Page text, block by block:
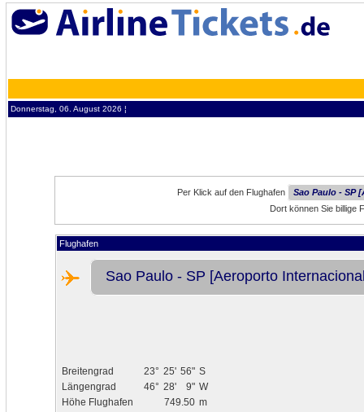
Donnerstag, 06. August 2026 ¦
Per Klick auf den Flughafen
Sao Paulo - SP
Dort können Sie billige
Flughafen
Sao Paulo - SP [Aeroporto
Breitengrad 23° 25' 56" S
Längengrad
46° 28' 9" W
Höhe Flughafen
749.50 m